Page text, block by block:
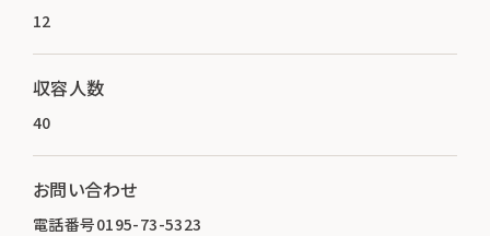
12
収容人数
40
お問い合わせ
電話番号0195-73-5323